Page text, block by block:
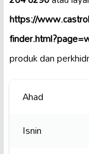
https://
produk dan
Ahad
Isnin